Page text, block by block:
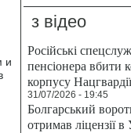
и
з відео
Російські
пенсіонера вбити
корпусу Нацгвардії
31/07/2026 - 19:45
Болгарський
отримав ліцензії в